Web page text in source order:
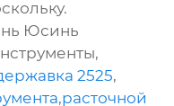
Юсинь
2525,
,расточной